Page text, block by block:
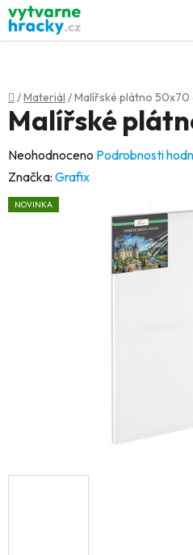
Přejít
na
obsah
Domů
/Materiál /Malířské plátno 50x70
Malířské
Průměrné
hodnocení
produktu
Neohodnoceno Podrobnosti
Značka: Grafix
NOVINKA